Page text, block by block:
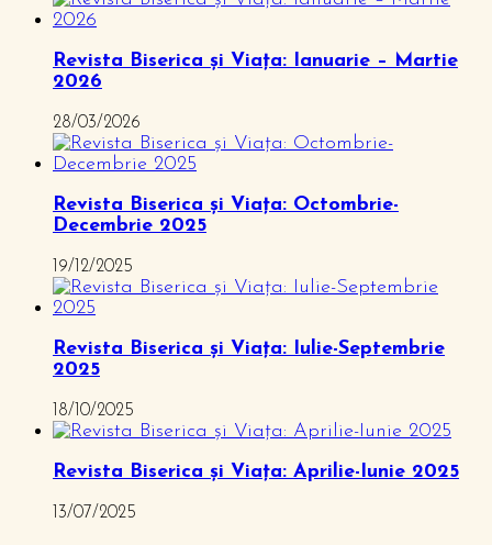
Revista Biserica și Viața: Ianuarie – Martie
2026
28/03/2026
Revista Biserica și Viața: Octombrie-
Decembrie 2025
19/12/2025
Revista Biserica și Viața: Iulie-Septembrie
2025
18/10/2025
Revista Biserica și Viața: Aprilie-Iunie 2025
13/07/2025